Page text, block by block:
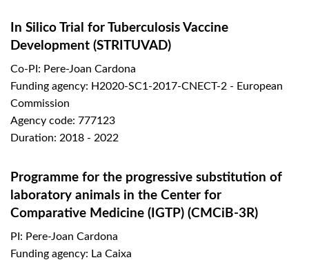
In Silico Trial for Tuberculosis Vaccine
Development (STRITUVAD)
Co-PI: Pere-Joan Cardona
Funding agency: H2020-SC1-2017-CNECT-2 - European
Commission
Agency code: 777123
Duration: 2018 - 2022
Programme for the progressive substitution of
laboratory animals in the Center for
Comparative Medicine (IGTP) (CMCiB-3R)
PI: Pere-Joan Cardona
Funding agency: La Caixa